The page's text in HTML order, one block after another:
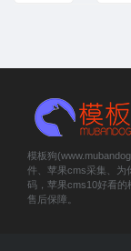
模板狗
件、苹果cms采集、为
码，苹果cms10好看的
售后保障。